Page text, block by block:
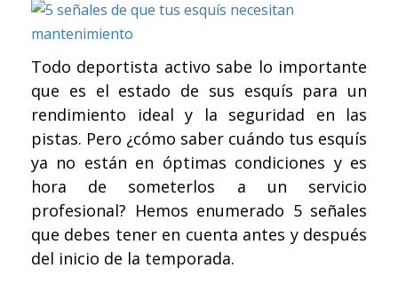
Todo deportista activo sabe lo importante
que es el estado de sus esquís para un
rendimiento ideal y la seguridad en las
pistas. Pero ¿cómo saber cuándo tus esquís
ya no están en óptimas condiciones y es
hora de someterlos a un servicio
profesional? Hemos enumerado 5 señales
que debes tener en cuenta antes y después
del inicio de la temporada.